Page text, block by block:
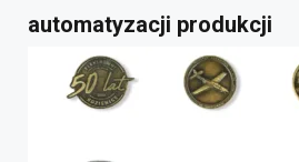
automatyzacji produkcji